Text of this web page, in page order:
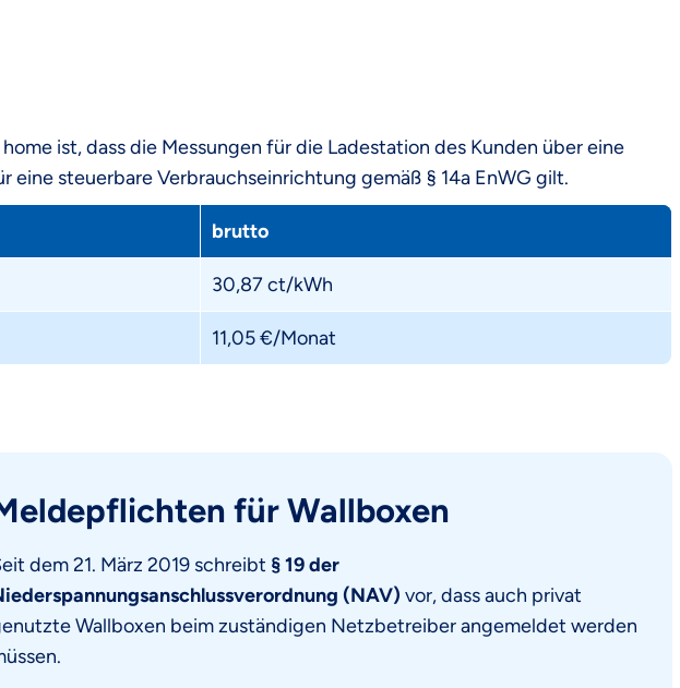
ist, dass die Messungen für die Ladestation des Kunden über eine
steuerbare Verbrauchseinrichtung gemäß § 14a EnWG gilt.
brutto
30,87 ct/kWh
11,05 €/Monat
für Wallboxen
dem 21. März 2019 schreibt § 19 der
(NAV) vor, dass auch privat
Wallboxen beim zuständigen Netzbetreiber angemeldet werden